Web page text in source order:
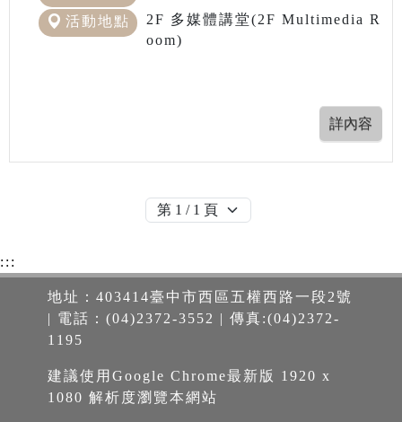
活動地點
2F 多媒體講堂(2F Multimedia R
oom)
:::
地址：403414臺中市西區五權西路一段2號
| 電話：(04)2372-3552 | 傳真:(04)2372-
1195
建議使用Google Chrome最新版 1920 x
1080 解析度瀏覽本網站